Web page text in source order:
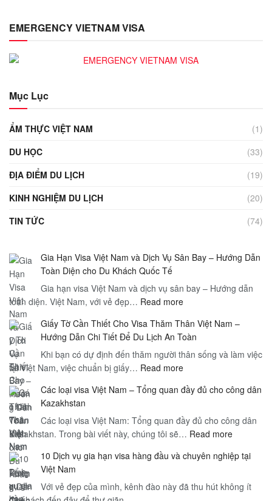
EMERGENCY VIETNAM VISA
Mục Lục
ẨM THỰC VIỆT NAM
(1)
DU HỌC
(33)
ĐỊA ĐIỂM DU LỊCH
(19)
KINH NGHIỆM DU LỊCH
(20)
TIN TỨC
(74)
Gia Hạn Visa Việt Nam và Dịch Vụ Sân Bay – Hướng Dẫn
Toàn Diện cho Du Khách Quốc Tế
Gia hạn visa Việt Nam và dịch vụ sân bay – Hướng dẫn
toàn diện. Việt Nam, với vẻ đẹp… Read more:
Hạn
Visa
Việt
Nam
Dịch
Sân
Bay
Hướng
Toàn
Giấy Tờ Cần Thiết Cho Visa Thăm Thân Việt Nam –
Hướng Dẫn Chi Tiết Để Du Lịch An Toàn
Khi bạn có dự định đến thăm người thân sống và làm việc
tại Việt Nam, việc chuẩn bị giấy… Read more:
Tờ
Thiết
Cho
Thăm
Việt
Các loại visa Việt Nam – Tổng quan đầy đủ cho công dân
Kazakhstan
Các loại visa Việt Nam: Tổng quan đầy đủ cho công dân
Kazakhstan. Trong bài viết này, chúng tôi sẽ… Read more:
loại
Việt
10 Dịch vụ gia hạn visa hàng đầu và chuyên nghiệp tại
Việt Nam
Với vẻ đẹp của mình, kênh đào này đã thu hút không ít